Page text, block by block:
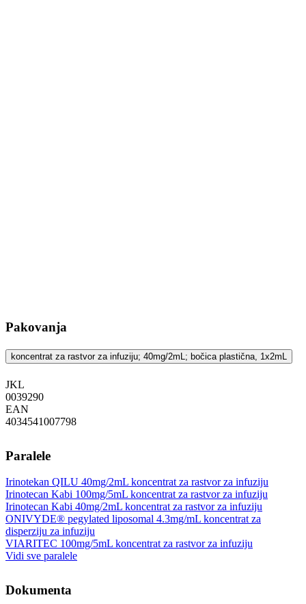
Pakovanja
koncentrat za rastvor za infuziju; 40mg/2mL; bočica plastična, 1x2mL
JKL
‍0039290
EAN
4034541007798
Paralele
Irinotekan QILU 40mg/2mL koncentrat za rastvor za infuziju
Irinotecan Kabi 100mg/5mL koncentrat za rastvor za infuziju
Irinotecan Kabi 40mg/2mL koncentrat za rastvor za infuziju
ONIVYDE® pegylated liposomal 4.3mg/mL koncentrat za
disperziju za infuziju
VIARITEC 100mg/5mL koncentrat za rastvor za infuziju
Vidi sve paralele
Dokumenta